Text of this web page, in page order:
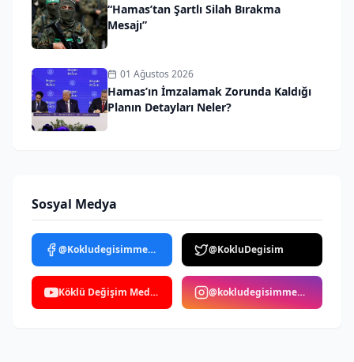
“Hamas’tan Şartlı Silah Bırakma
Mesajı”
01 Ağustos 2026
Hamas’ın İmzalamak Zorunda Kaldığı
Planın Detayları Neler?
Sosyal Medya
@Kokludegisimmedya @KokluDegisim
Köklü Değişim Medya @kokludegisimmedya